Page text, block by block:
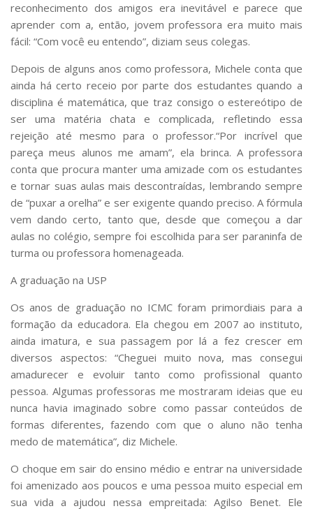
reconhecimento dos amigos era inevitável e parece que
aprender com a, então, jovem professora era muito mais
fácil: “Com você eu entendo”, diziam seus colegas.
Depois de alguns anos como professora, Michele conta que
ainda há certo receio por parte dos estudantes quando a
disciplina é matemática, que traz consigo o estereótipo de
ser uma matéria chata e complicada, refletindo essa
rejeição até mesmo para o professor.“Por incrível que
pareça meus alunos me amam”, ela brinca. A professora
conta que procura manter uma amizade com os estudantes
e tornar suas aulas mais descontraídas, lembrando sempre
de “puxar a orelha” e ser exigente quando preciso. A fórmula
vem dando certo, tanto que, desde que começou a dar
aulas no colégio, sempre foi escolhida para ser paraninfa de
turma ou professora homenageada.
A graduação na USP
Os anos de graduação no ICMC foram primordiais para a
formação da educadora. Ela chegou em 2007 ao instituto,
ainda imatura, e sua passagem por lá a fez crescer em
diversos aspectos: “Cheguei muito nova, mas consegui
amadurecer e evoluir tanto como profissional quanto
pessoa. Algumas professoras me mostraram ideias que eu
nunca havia imaginado sobre como passar conteúdos de
formas diferentes, fazendo com que o aluno não tenha
medo de matemática”, diz Michele.
O choque em sair do ensino médio e entrar na universidade
foi amenizado aos poucos e uma pessoa muito especial em
sua vida a ajudou nessa empreitada: Agilso Benet. Ele